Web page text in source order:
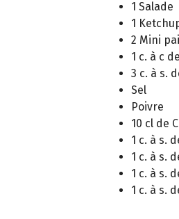
1 Salade
1
2 Mini
1 c. à c
3 c. à s.
Sel
Poivre
10 cl de
1 c. à s.
1 c. à s.
1 c. à s.
1 c. à s.